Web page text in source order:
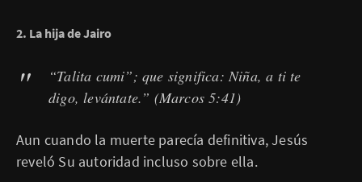
2. La hija de Jairo
“Talita cumi”; que significa: Niña, a ti te
digo, levántate.” (Marcos 5:41)
Aun cuando la muerte parecía definitiva, Jesús
reveló Su autoridad incluso sobre ella.